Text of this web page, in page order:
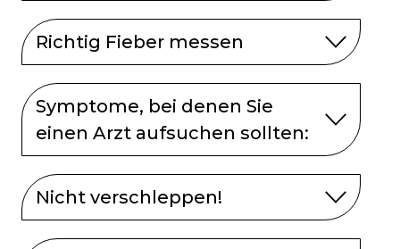
Richtig Fieber messen
Symptome, bei denen Sie
einen Arzt aufsuchen sollten:
Nicht verschleppen!